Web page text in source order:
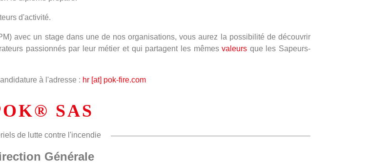
d'activité.
avec un stage dans une de nos organisations, vous aurez la possibilité de découvrir
passionnés par leur métier et qui partagent les mêmesvaleurs que les Sapeurs-
à l'adresse : hr [at] pok-fire.com
SAS
de lutte contre l'incendie
Générale